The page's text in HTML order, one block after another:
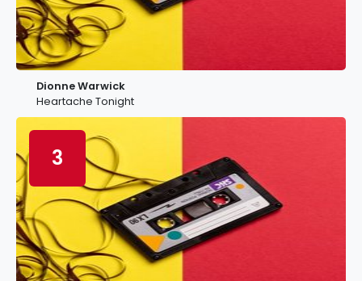
Dionne Warwick
Heartache Tonight
3